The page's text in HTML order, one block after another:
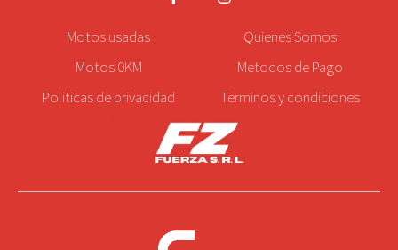
Motosusadas
Motos 0KM
Politicas de privacidad
Quienes Somos
Metodos de Pago
Terminos y condiciones